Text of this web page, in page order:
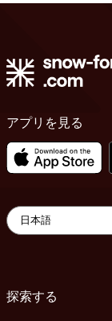
アプリを見る
探索する